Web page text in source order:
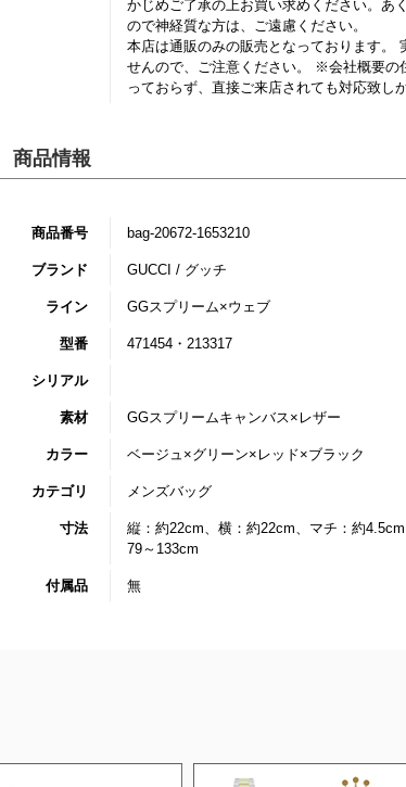
かじめご了承の上お買い求めください。あ
ので神経質な方は、ご遠慮ください。
本店は通販のみの販売となっております。
せんので、ご注意ください。 ※会社概要の
っておらず、直接ご来店されても対応致し
商品情報
商品番号 bag-20672-1653210
ブランド GUCCI / グッチ
ライン GGスプリーム×ウェブ
型番 471454・213317
シリアル
素材 GGスプリームキャンバス×レザー
カラー ベージュ×グリーン×レッド×ブラック
カテゴリ メンズバッグ
寸法
縦：約22cm、横：約22cm、マチ：約
79～133cm
付属品 無